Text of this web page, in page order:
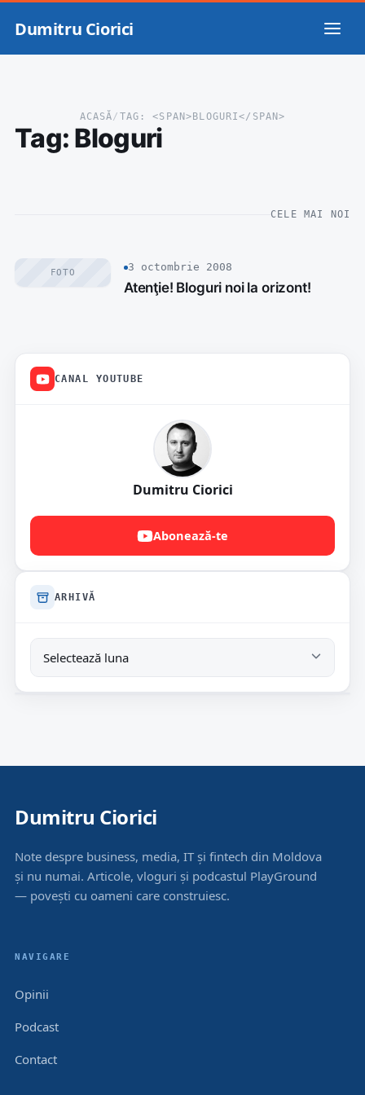
Dumitru Ciorici
ACASĂ/ TAG: <SPAN>BLOGURI</SPAN>
Tag: Bloguri
CELE MAI NOI
FOTO 3 octombrie 2008
Atenţie! Bloguri noi la orizont!
CANAL YOUTUBE
Dumitru Ciorici
Abonează-te
ARHIVĂ
Dumitru Ciorici
Note despre business, media, IT și fintech din Moldova
și nu numai. Articole, vloguri și podcastul PlayGround
— povești cu oameni care construiesc.
NAVIGARE
Opinii
Podcast
Contact